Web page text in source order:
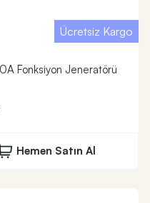
Ücretsiz Kargo
Fonksiyon Jeneratörü
Hemen Satın Al